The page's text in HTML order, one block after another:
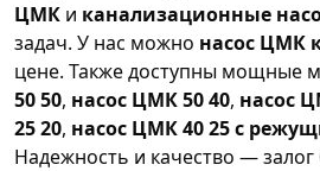
ЦМК и канализационные
задач. У нас можно насос ЦМК
цене. Также доступны мощные
50 50, насос ЦМК 50 40, насос
25 20, насос ЦМК 40 25 с
Надежность и качество —